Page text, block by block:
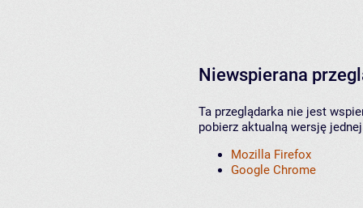
Niewspierana
Ta przeglądarka nie jest
pobierz aktualną wersję
Mozilla Firefox
Google Chrome